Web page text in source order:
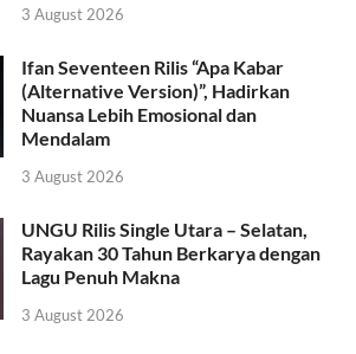
3 August 2026
Ifan Seventeen Rilis “Apa Kabar
(Alternative Version)”, Hadirkan
Nuansa Lebih Emosional dan
Mendalam
3 August 2026
UNGU Rilis Single Utara – Selatan,
Rayakan 30 Tahun Berkarya dengan
Lagu Penuh Makna
3 August 2026